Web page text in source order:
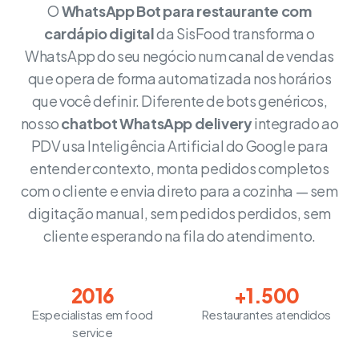
OWhatsApp Bot para restaurante com
cardápio digitalda SisFood transforma o
WhatsApp do seu negócio num canal de vendas
que opera de forma automatizada nos horários
que você definir. Diferente de bots genéricos,
nossochatbot WhatsApp deliveryintegrado ao
PDV usa Inteligência Artificial do Google para
entender contexto, monta pedidos completos
com o cliente e envia direto para a cozinha — sem
digitação manual, sem pedidos perdidos, sem
cliente esperando na fila do atendimento.
2016
Especialistas em food
service
+1.500
Restaurantes atendidos